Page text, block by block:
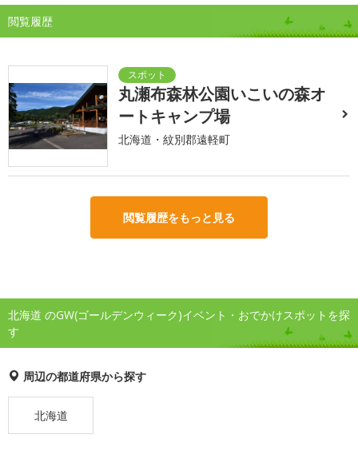
閲覧履歴
丸瀬布森林公園いこいの森オ
ートキャンプ場
北海道・紋別郡遠軽町
閲覧履歴をもっと見る
北海道 のGW(ゴールデンウィーク)イベント・おでかけスポットを探
す
周辺の都道府県から探す
北海道